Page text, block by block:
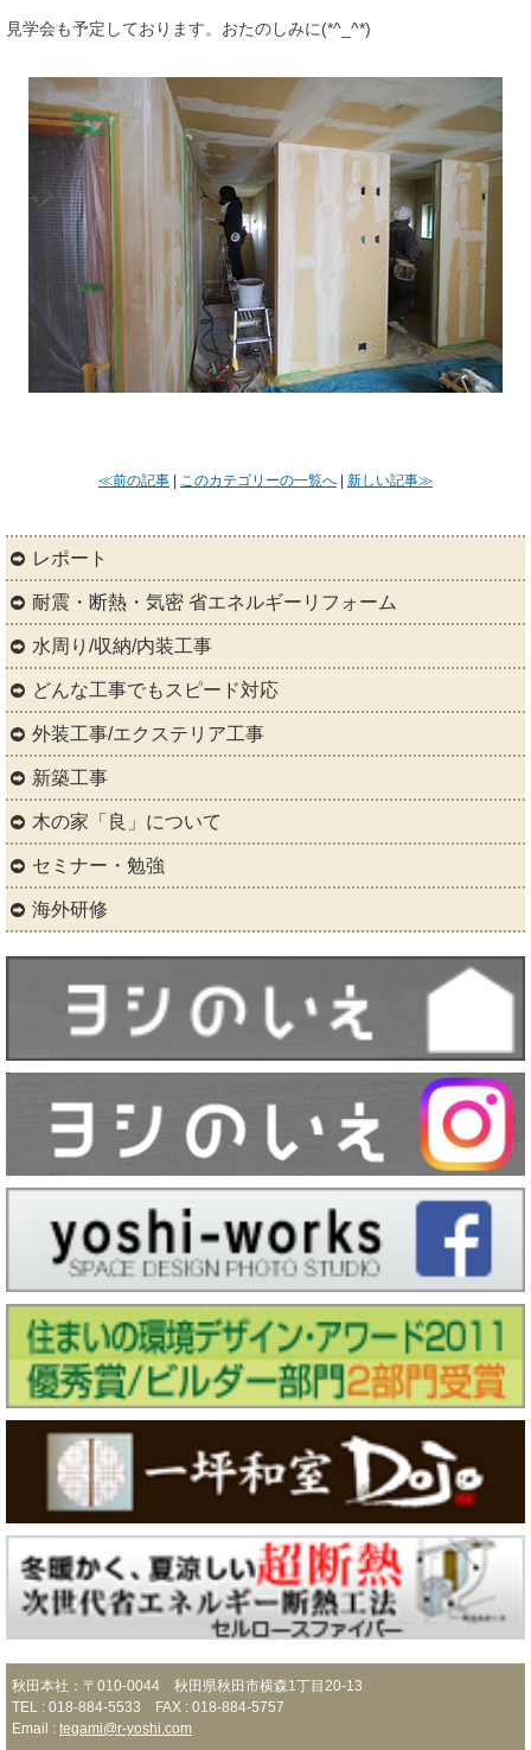
見学会も予定しております。おたのしみに(*^_^*)
≪前の記事 このカテゴリーの一覧へ 新しい記事≫
レポート
耐震・断熱・気密 省エネルギーリフォーム
水周り/収納/内装工事
どんな工事でもスピード対応
外装工事/エクステリア工事
新築工事
木の家「良」について
セミナー・勉強
海外研修
秋田本社：〒010-0044 秋田県秋田市横森1丁目20-13
TEL : 018-884-5533 FAX : 018-884-5757
Email : tegami@r-yoshi.com